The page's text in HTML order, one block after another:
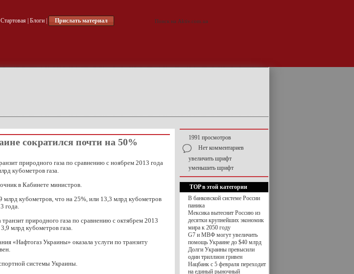
Стартовая| Блоги| Прислать материал
сократился почти на 50%
природного газа по сравнению с ноябрем 2013 года
кубометров газа.
в Кабинете министров.
млрд кубометров, что на 25%, или 13,3 млрд кубометров
года.
природного газа по сравнению с октябрем 2013
млрд кубометров газа.
«Нафтогаз Украины» оказала услуги по транзиту
системы Украины.
1991 просмотров
Нет комментариев
увеличить шрифт
уменьшить шрифт
TOP в этой категории
В банковской системе России
паника
Мексика вытеснит Россию из
десятки крупнейших экономик
мира к 2050 году
G7 и МВФ могут увеличить
помощь Украине до $40 млрд
Долги Украины превысили
один триллион гривен
Нацбанк с 5 февраля переходит
на единый рыночный